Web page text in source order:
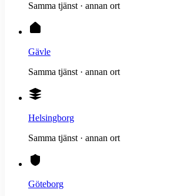
Samma tjänst · annan ort
Gävle
Samma tjänst · annan ort
Helsingborg
Samma tjänst · annan ort
Göteborg